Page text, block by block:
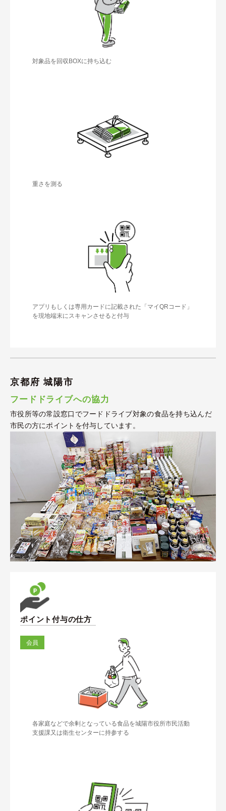
対象品を回収BOXに持ち込む
重さを測る
アプリもしくは専⽤カードに記載された「マイQRコード」
を現地端末にスキャンさせると付与
京都府 城陽市
フードドライブへの協力
市役所等の常設窓口でフードドライブ対象の食品を持ち込んだ
市民の方にポイントを付与しています。
ポイント付与の仕方
会員
各家庭などで余剰となっている食品を城陽市役所市民活動
支援課又は衛生センターに持参する